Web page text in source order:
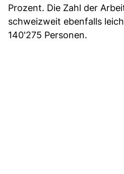
Prozent. Die Zahl der
schweizweit ebenfalls
140'275 Personen.